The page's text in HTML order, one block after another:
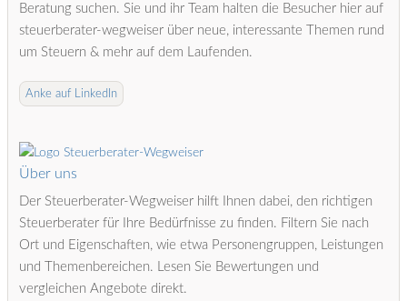
Beratung suchen. Sie und ihr Team halten die Besucher hier auf
steuerberater-wegweiser über neue, interessante Themen rund
um Steuern & mehr auf dem Laufenden.
Anke auf LinkedIn
Über uns
Der Steuerberater-Wegweiser hilft Ihnen dabei, den richtigen
Steuerberater für Ihre Bedürfnisse zu finden. Filtern Sie nach
Ort und Eigenschaften, wie etwa Personengruppen, Leistungen
und Themenbereichen. Lesen Sie Bewertungen und
vergleichen Angebote direkt.